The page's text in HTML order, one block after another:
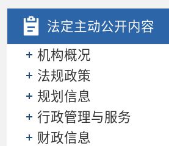
法定主动公开内容
机构概况
法规政策
规划信息
行政管理与服务
财政信息